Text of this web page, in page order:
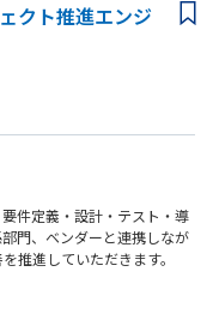
フェーズから参画し、構築・
ロジェクトを牽引し、事業
とができます。
エンジニアリング」
クト推進エンジ
件定義・設計・テスト・導
門、ベンダーと連携しなが
推進していただきます。
基本設計、詳細設計、テス